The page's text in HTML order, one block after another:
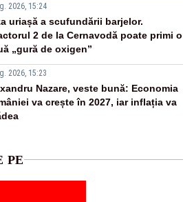
2026, 15:24
uriașă a scufundării barjelor.
2 de la Cernavodă poate primi o
„gură de oxigen”
2026, 15:23
Nazare, veste bună: Economia
va crește în 2027, iar inflația va
PE